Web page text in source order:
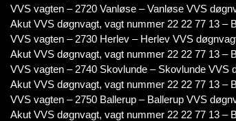
VVS vagten – 2720 Vanløse – Vanløse VVS
Akut VVS døgnvagt, vagt nummer 22 22 77 13 –
VVS vagten – 2730 Herlev – Herlev VVS
Akut VVS døgnvagt, vagt nummer 22 22 77 13 –
VVS vagten – 2740 Skovlunde – Skovlunde VVS
Akut VVS døgnvagt, vagt nummer 22 22 77 13 –
VVS vagten – 2750 Ballerup – Ballerup VVS
Akut VVS døgnvagt, vagt nummer 22 22 77 13 –